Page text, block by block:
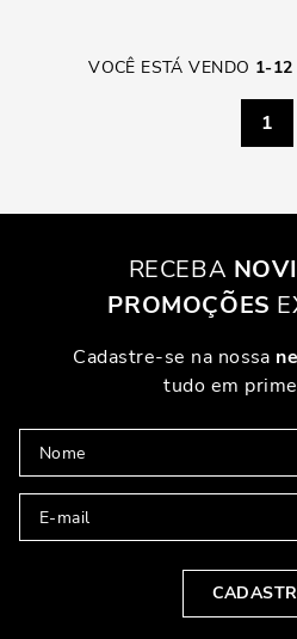
VOCÊ ESTÁ VENDO 1-12
1
RECEBA
PROMOÇÕES
Cadastre-se na nossa
tudo em